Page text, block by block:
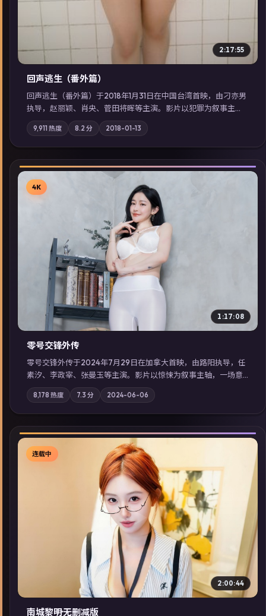
2:17:55
回声逃生（番外篇）
回声逃生（番外篇）于2018年1月31日在中国台湾首映，由刁亦男
执导，赵丽颖、肖央、菅田将晖等主演。影片以犯罪为叙事主
轴，旧案重提，真相与谎言在同一条时间线上交锋；摄影与配乐
强化地域气质；站内亦可通过「国产免费观看高清电视剧在线
看」延展检索同类型高分佳作，畅享高清在线追剧体验。
9,911热度 8.2 分 2018-01-13
▶
4K
1:17:08
零号交锋外传
零号交锋外传于2024年7月29日在加拿大首映，由路阳执导，任
素汐、李政宰、张曼玉等主演。影片以惊悚为叙事主轴，一场意
外将众人卷入不可撤回的连锁反应；摄影与配乐强化地域气质；
站内亦可通过「国产免费观看高清电视剧在线看」延展检索同类
型高分佳作，畅享高清在线追剧体验。
8,178 热度 7.3 分 2024-06-06
▶
连载中
2:00:44
南城黎明·无删减版